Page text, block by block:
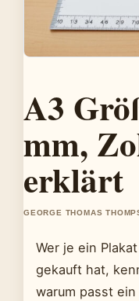
A3
mm,
erklärt
GEORGE THOMAS
Wer je ein
gekauft hat,
warum passt